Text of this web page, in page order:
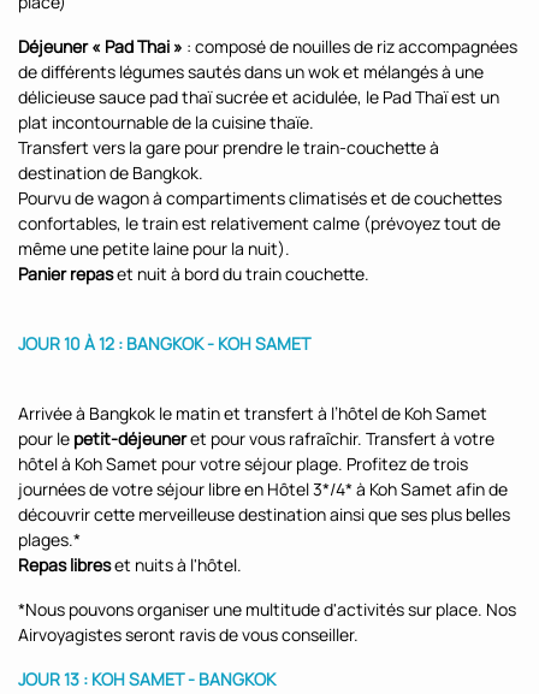
Déjeuner « Pad Thai » : composé de nouilles de riz accompagnées
de différents légumes sautés dans un wok et mélangés à une
délicieuse sauce pad thaï sucrée et acidulée, le Pad Thaï est un
plat incontournable de la cuisine thaïe.
Transfert vers la gare pour prendre le train-couchette à
destination de Bangkok.
Pourvu de wagon à compartiments climatisés et de couchettes
confortables, le train est relativement calme (prévoyez tout de
même une petite laine pour la nuit).
Panier repaset nuit à bord du train couchette.
JOUR 10 À 12 : BANGKOK - KOH SAMET
Arrivée à Bangkok le matin et transfert à l’hôtel de Koh Samet
pour le petit-déjeuneret pour vous rafraîchir. Transfert à votre
hôtel à Koh Samet pour votre séjour plage. Profitez de trois
journées de votre séjour libre en Hôtel 3*/4* à Koh Samet afin de
découvrir cette merveilleuse destination ainsi que ses plus belles
plages.*
Repas libreset nuits à l'hôtel.
*Nous pouvons organiser une multitude d'activités sur place. Nos
Airvoyagistes seront ravis de vous conseiller.
JOUR 13 : KOH SAMET - BANGKOK